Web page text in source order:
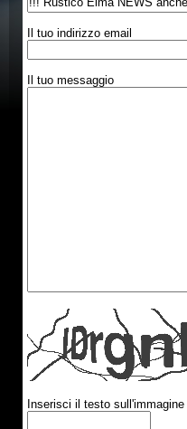
Il tuo indirizzo email
Il tuo messaggio
Inserisci il testo sull'immagine